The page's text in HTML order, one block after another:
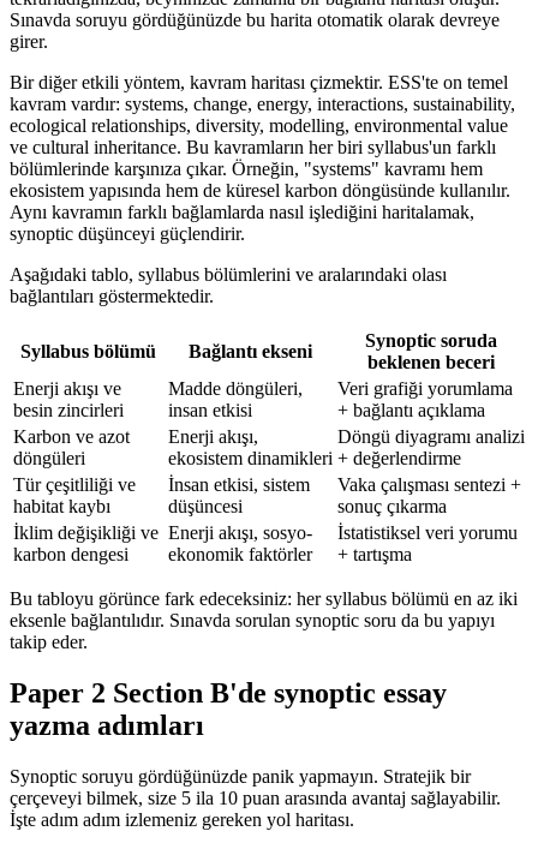
Sınavda soruyu gördüğünüzde bu harita otomatik olarak devreye
girer.
Bir diğer etkili yöntem, kavram haritası çizmektir. ESS'te on temel
kavram vardır: systems, change, energy, interactions, sustainability,
ecological relationships, diversity, modelling, environmental value
ve cultural inheritance. Bu kavramların her biri syllabus'un farklı
bölümlerinde karşınıza çıkar. Örneğin, "systems" kavramı hem
ekosistem yapısında hem de küresel karbon döngüsünde kullanılır.
Aynı kavramın farklı bağlamlarda nasıl işlediğini haritalamak,
synoptic düşünceyi güçlendirir.
Aşağıdaki tablo, syllabus bölümlerini ve aralarındaki olası
bağlantıları göstermektedir.
Syllabus bölümü Bağlantı ekseni
Synoptic soruda
beklenen beceri
Enerji akışı ve
besin zincirleri
Madde döngüleri,
insan etkisi
Veri grafiği yorumlama
+ bağlantı açıklama
Karbon ve azot
döngüleri
Enerji akışı,
ekosistem dinamikleri
Döngü diyagramı analizi
+ değerlendirme
Tür çeşitliliği ve
habitat kaybı
İnsan etkisi, sistem
düşüncesi
Vaka çalışması sentezi +
sonuç çıkarma
İklim değişikliği ve
karbon dengesi
Enerji akışı, sosyo-
ekonomik faktörler
İstatistiksel veri yorumu
+ tartışma
Bu tabloyu görünce fark edeceksiniz: her syllabus bölümü en az iki
eksenle bağlantılıdır. Sınavda sorulan synoptic soru da bu yapıyı
takip eder.
Paper 2 Section B'de synoptic essay
yazma adımları
Synoptic soruyu gördüğünüzde panik yapmayın. Stratejik bir
çerçeveyi bilmek, size 5 ila 10 puan arasında avantaj sağlayabilir.
İşte adım adım izlemeniz gereken yol haritası.